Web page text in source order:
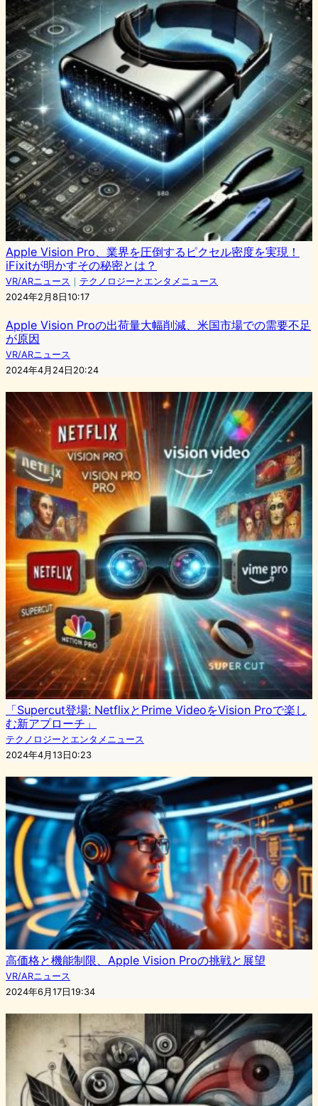
Apple Vision Pro、業界を圧倒するピクセル密度を実現！
iFixitが明かすその秘密とは？
VR/ARニュース ｜ テクノロジーとエンタメニュース
2024年2月8日10:17
Apple Vision Proの出荷量大幅削減、米国市場での需要不足
が原因
VR/ARニュース
2024年4月24日20:24
「Supercut登場: NetflixとPrime VideoをVision Proで楽し
む新アプローチ」
テクノロジーとエンタメニュース
2024年4月13日0:23
高価格と機能制限、Apple Vision Proの挑戦と展望
VR/ARニュース
2024年6月17日19:34